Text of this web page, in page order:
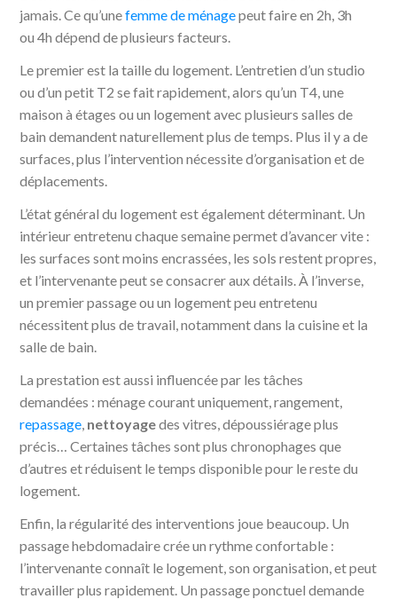
jamais. Ce qu’unefemme de ménagepeut faire en 2h, 3h
ou 4h dépend de plusieurs facteurs.
Le premier est la taille du logement. L’entretien d’un studio
ou d’un petit T2 se fait rapidement, alors qu’un T4, une
maison à étages ou un logement avec plusieurs salles de
bain demandent naturellement plus de temps. Plus il y a de
surfaces, plus l’intervention nécessite d’organisation et de
déplacements.
L’état général du logement est également déterminant. Un
intérieur entretenu chaque semaine permet d’avancer vite :
les surfaces sont moins encrassées, les sols restent propres,
et l’intervenante peut se consacrer aux détails. À l’inverse,
un premier passage ou un logement peu entretenu
nécessitent plus de travail, notamment dans la cuisine et la
salle de bain.
La prestation est aussi influencée par les tâches
demandées : ménage courant uniquement, rangement,
repassage nettoyagedes vitres, dépoussiérage plus
précis… Certaines tâches sont plus chronophages que
d’autres et réduisent le temps disponible pour le reste du
logement.
Enfin, la régularité des interventions joue beaucoup. Un
passage hebdomadaire crée un rythme confortable :
l’intervenante connaît le logement, son organisation, et peut
travailler plus rapidement. Un passage ponctuel demande